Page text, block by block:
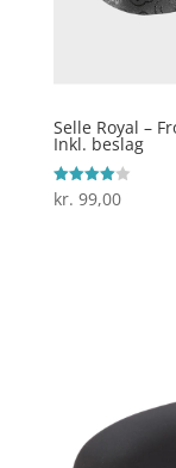
Selle Royal –
Inkl. beslag
Vurderet
4
kr. 99,00